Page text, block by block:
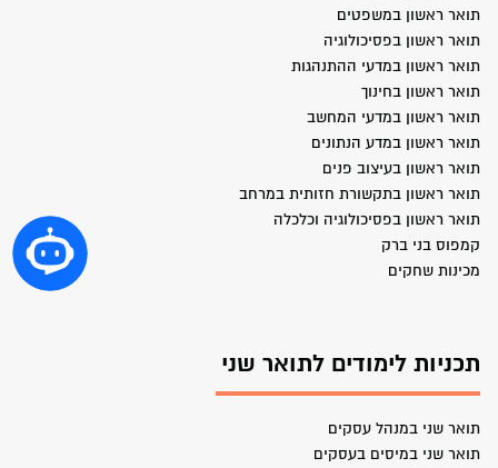
תואר ראשון במשפטים
תואר ראשון בפסיכולוגיה
תואר ראשון במדעי ההתנהגות
תואר ראשון בחינוך
תואר ראשון במדעי המחשב
תואר ראשון במדע הנתונים
תואר ראשון בעיצוב פנים
תואר ראשון בתקשורת חזותית במרחב
תואר ראשון בפסיכולוגיה וכלכלה
קמפוס בני ברק
מכינות שחקים
תכניות לימודים לתואר שני
תואר שני במנהל עסקים
תואר שני במיסים בעסקים